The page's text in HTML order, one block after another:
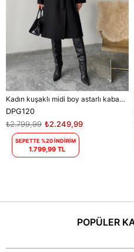
Kadın kuşaklı midi boy astarlı kaban DPG120
DPG120
₺2.249,99
₺2.799,99
SEPETTE %20 İNDİRİM
1.799,99 TL
POPÜLER